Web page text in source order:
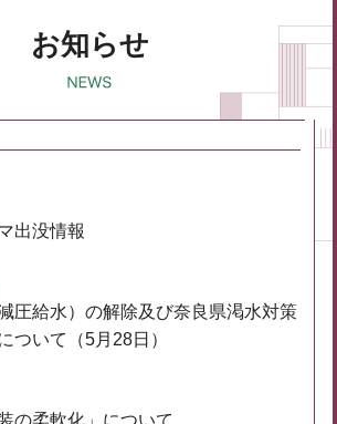
お知らせ
出没情報
圧給水）の解除及び奈良県渇水対策
ついて（5月28日）
の柔軟化」について